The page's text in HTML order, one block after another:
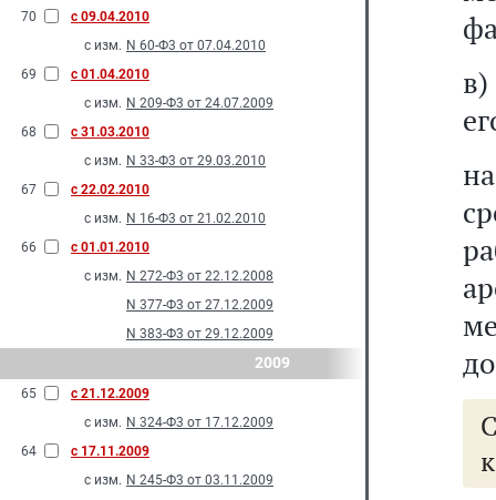
70
с 09.04.2010
с изм. N 60-Ф3 от 07.04.2010
69
с 01.04.2010
с изм. N 209-Ф3 от 24.07.2009
68
с 31.03.2010
с изм. N 33-Ф3 от 29.03.2010
67
с 22.02.2010
с изм. N 16-Ф3 от 21.02.2010
66
с 01.01.2010
с изм. N 272-Ф3 от 22.12.2008
N 377-Ф3 от 27.12.2009
N 383-Ф3 от 29.12.2009
2009
65
с 21.12.2009
с изм. N 324-Ф3 от 17.12.2009
64
с 17.11.2009
с изм. N 245-Ф3 от 03.11.2009